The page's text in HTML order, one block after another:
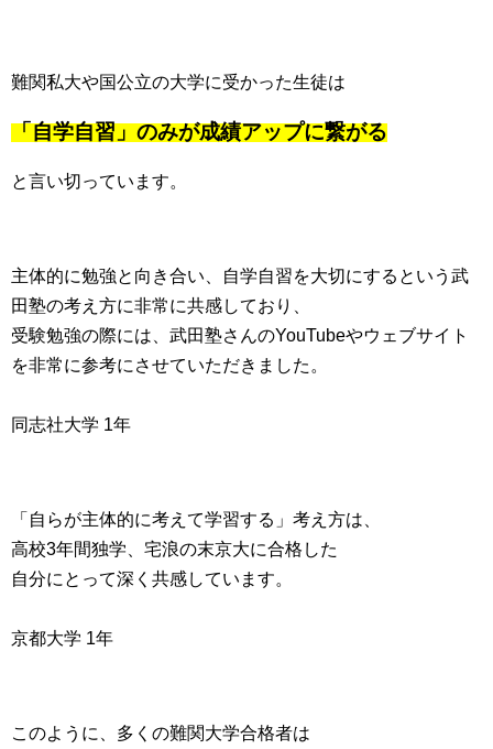
難関私大や国公立の大学に受かった生徒は
「自学自習」のみが成績アップに繋がる
と言い切っています。
主体的に勉強と向き合い、自学自習を大切にするという武
田塾の考え方に非常に共感しており、
受験勉強の際には、武田塾さんのYouTubeやウェブサイト
を非常に参考にさせていただきました。
同志社大学 1年
「自らが主体的に考えて学習する」考え方は、
高校3年間独学、宅浪の末京大に合格した
自分にとって深く共感しています。
京都大学 1年
このように、多くの難関大学合格者は